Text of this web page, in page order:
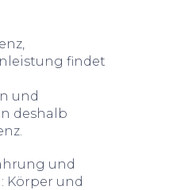
findet
und
deshalb
und
Körper und